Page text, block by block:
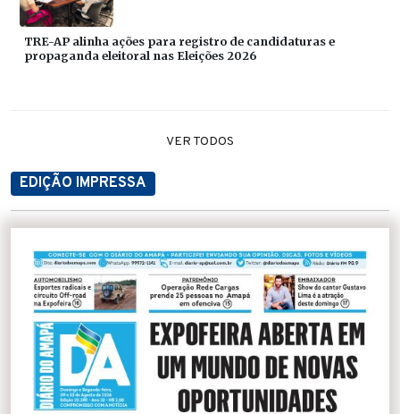
TRE-AP alinha ações para registro de candidaturas e
propaganda eleitoral nas Eleições 2026
VER TODOS
EDIÇÃO IMPRESSA